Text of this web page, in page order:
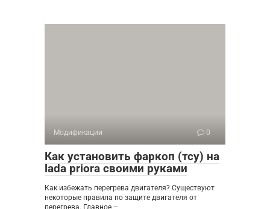
Модификации 0
Как установить фаркоп (тсу) на
lada priora своими руками
Как избежать перегрева двигателя? Существуют
некоторые правила по защите двигателя от
перегрева. Главное –